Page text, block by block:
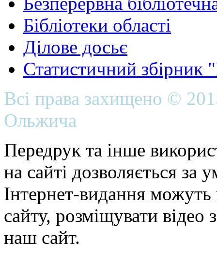
Бібліотеки області
Ділове досьє
Статистичний
Всі права захищено ©
Ольжича
Передрук та інше
на сайті дозволяється
Інтернет-видання можуть
сайту, розміщувати відео
наш сайт.